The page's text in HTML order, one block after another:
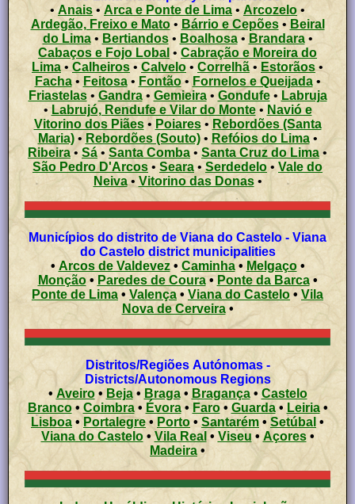
•Anais • Arca e Ponte de Lima • Arcozelo •
Ardegão, Freixo e Mato• Bárrio e Cepões• Beiral
do Lima• Bertiandos• Boalhosa• Brandara•
Cabaços e Fojo Lobal • Cabração e Moreira do
Lima• Calheiros •Calvelo • Correlhã • Estorãos •
Facha• Feitosa• Fontão• Fornelos e Queijada•
Friastelas• Gandra• Gemieira• Gondufe • Labruja
• Labrujó, Rendufe e Vilar do Monte• Navió e
Vitorino dos Piães• Poiares• Rebordões (Santa
Maria)• Rebordões (Souto)• Refóios do Lima•
Ribeira• Sá • Santa Comba • Santa Cruz do Lima •
São Pedro D'Arcos • Seara •Serdedelo • Vale do
Neiva• Vitorino das Donas•
Municípios do distrito de Viana do Castelo - Viana
do Castelo district municipalities
• Arcos de Valdevez• Caminha• Melgaço•
Monção• Paredes de Coura•Ponte da Barca•
Ponte de Lima • Valença • Viana do Castelo • Vila
Nova de Cerveira•
Distritos/Regiões Autónomas -
Districts/Autonomous Regions
• Aveiro• Beja• Braga• Bragança• Castelo
Branco• Coimbra• Évora• Faro• Guarda• Leiria•
Lisboa • Portalegre• Porto • Santarém • Setúbal •
Viana do Castelo• Vila Real • Viseu• Açores •
Madeira •